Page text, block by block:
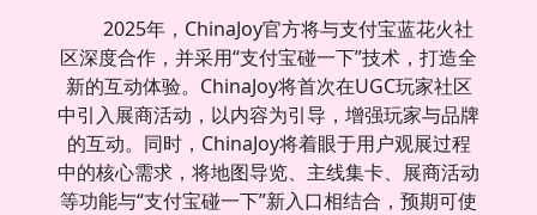
2025年，ChinaJoy官方将与支付宝蓝花火社
区深度合作，并采用“支付宝碰一下”技术，打造全
新的互动体验。ChinaJoy将首次在UGC玩家社区
中引入展商活动，以内容为引导，增强玩家与品牌
的互动。同时，ChinaJoy将着眼于用户观展过程
中的核心需求，将地图导览、主线集卡、展商活动
等功能与“支付宝碰一下”新入口相结合，预期可使